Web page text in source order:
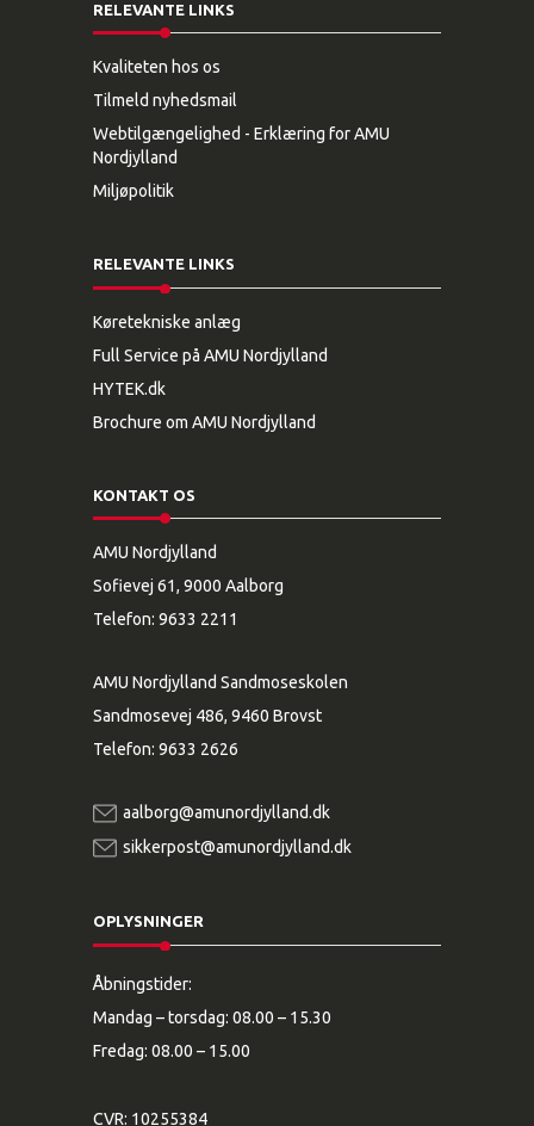
RELEVANTE LINKS
Kvaliteten hos os
Tilmeld nyhedsmail
Webtilgængelighed - Erklæring for AMU
Nordjylland
Miljøpolitik
RELEVANTE LINKS
Køretekniske anlæg
Full Service på AMU Nordjylland
HYTEK.dk
Brochure om AMU Nordjylland
KONTAKT OS
AMU Nordjylland
Sofievej 61, 9000 Aalborg
Telefon: 9633 2211
AMU Nordjylland Sandmoseskolen
Sandmosevej 486, 9460 Brovst
Telefon: 9633 2626
aalborg@amunordjylland.dk
sikkerpost@amunordjylland.dk
OPLYSNINGER
Åbningstider:
Mandag – torsdag: 08.00 – 15.30
Fredag: 08.00 – 15.00
CVR: 10255384